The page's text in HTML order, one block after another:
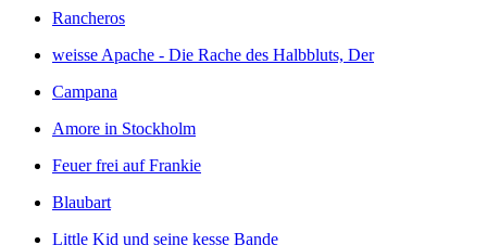
Rancheros
weisse Apache - Die Rache des Halbbluts, Der
Campana
Amore in Stockholm
Feuer frei auf Frankie
Blaubart
Little Kid und seine kesse Bande